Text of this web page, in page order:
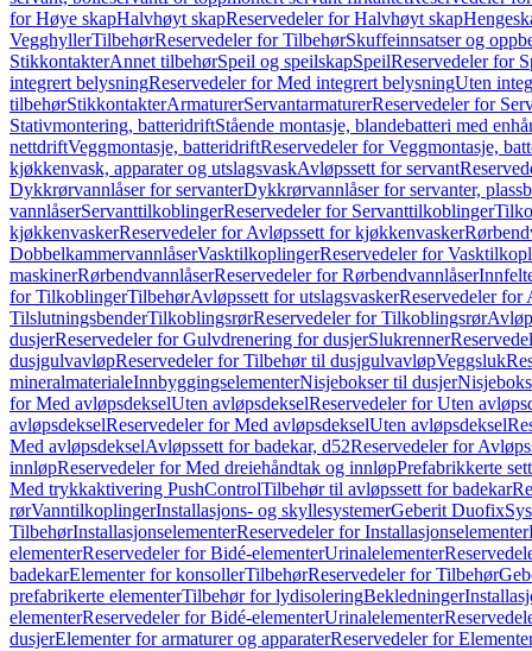
for Høye skapHalvhøyt skapReservedeler for Halvhøyt skap
VegghyllerTilbehørReservedeler for TilbehørSkuffeinnsatser og
StikkontakterAnnet tilbehørSpeil og speilskapSpeilReservedeler for
integrert belysningReservedeler for Med integrert belysningUten
tilbehørStikkontakterArmaturerServantarmaturerReservedeler for
Stativmontering, batteridriftStående montasje, blandebatteri med
nettdriftVeggmontasje, batteridriftReservedeler for Veggmontasje,
kjøkkenvask, apparater og utslagsvaskAvløpssett for servant
Dykkrørvannlåser for servanterDykkrørvannlåser for servanter,
vannlåserServanttilkoblingerReservedeler for Servanttilkoblinger
kjøkkenvaskerReservedeler for Avløpssett for kjøkkenvasker
DobbelkammervannlåserVasktilkoplingerReservedeler for
maskinerRørbendvannlåserReservedeler for Rørbendvannlåser
for TilkoblingerTilbehørAvløpssett for utslagsvaskerReservedeler for
TilslutningsbenderTilkoblingsrørReservedeler for Tilkoblingsrør
dusjerReservedeler for Gulvdrenering for dusjerSlukrenner
dusjgulvavløpReservedeler for Tilbehør til dusjgulvavløpVeggsluk
mineralmaterialeInnbyggingselementerNisjebokser til dusjer
for Med avløpsdekselUten avløpsdekselReservedeler for Uten
avløpsdekselReservedeler for Med avløpsdekselUten avløpsdeksel
Med avløpsdekselAvløpssett for badekar, d52Reservedeler for
innløpReservedeler for Med dreiehåndtak og innløpPrefabrikkerte
Med trykkaktivering PushControlTilbehør til avløpssett for badekar
rørVanntilkoplingerInstallasjons- og skyllesystemerGeberit Duofix
TilbehørInstallasjonselementerReservedeler for Installasjonselementer
elementerReservedeler for Bidé-elementerUrinalelementer
badekarElementer for konsollerTilbehørReservedeler for Tilbehør
prefabrikerte elementerTilbehør for lydisoleringBekledninger
elementerReservedeler for Bidé-elementerUrinalelementer
dusjerElementer for armaturer og apparaterReservedeler for